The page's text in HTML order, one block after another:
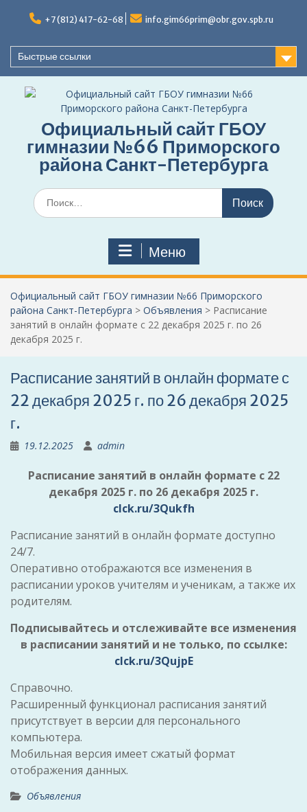
+7 (812) 417-62-68 info.gim66prim@obr.gov.spb.ru
Быстрые ссылки
Официальный сайт ГБОУ
гимназии №66 Приморского
района Санкт-Петербурга
Поиск
по:
Меню
Официальный сайт ГБОУ гимназии №66 Приморского
района Санкт-Петербурга > Объявления > Расписание
занятий в онлайн формате с 22 декабря 2025 г. по 26
декабря 2025 г.
Расписание занятий в онлайн формате с
22 декабря 2025 г. по 26 декабря 2025
г.
19.12.2025 admin
Расписание занятий в онлайн формате с 22
декабря 2025 г. по 26 декабря 2025 г.
clck.ru/3Qukfh
Расписание занятий в онлайн формате доступно
24/7.
Оперативно отображаются все изменения в
расписании уроков учителям и ученикам, а также их
родителям.
Подписывайтесь и отслеживайте все изменения
в расписании занятий и не только, по ссылке:
clck.ru/3QujpE
Справочно.
Расширенный функционал расписания занятий
присутствует в версии для персонального
компьютера.
Мобильная версия имеет сжатый формат
отображения данных.
Объявления